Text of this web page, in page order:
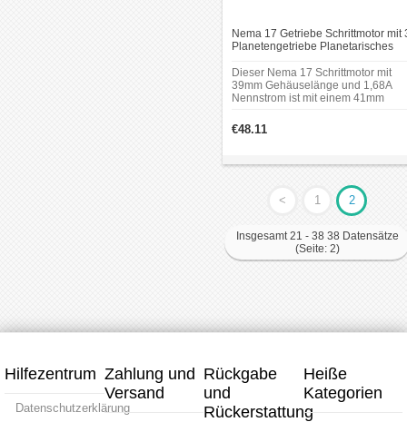
Nema 17 Getriebe Schrittmotor mit
Planetengetriebe Planetarisches
Dieser Nema 17 Schrittmotor mit
39mm Gehäuselänge und 1,68A
Nennstrom ist mit einem 41mm
übersetzung integriert.Es kann in
Vielzahl von Anwendungen
erfordern.
€48.11
< 1 2
Insgesamt 21 - 38 38 Datensätze
(Seite: 2)
Hilfezentrum
Datenschutzerklärung
Zahlung und
Versand
Rückgabe
und
Rückerstattung
Heiße
Kategorien